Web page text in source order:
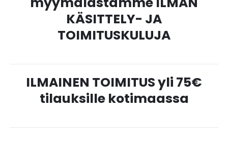
KÄSITTELY- JA
TOIMITUSKULUJA
ILMAINEN TOIMITUS yli 75€
tilauksille kotimaassa